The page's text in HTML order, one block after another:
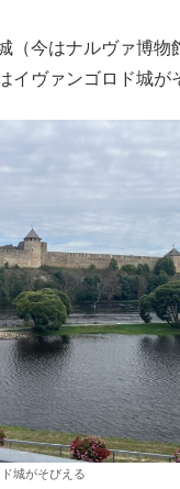
（今はナルヴァ博物
イヴァンゴロド城が
城がそびえる